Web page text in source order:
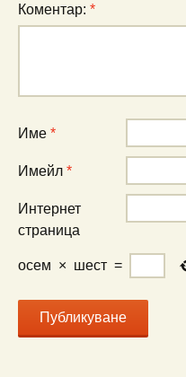
Коментар: *
Име *
Имейл *
Интернет
страница
осем × шест =